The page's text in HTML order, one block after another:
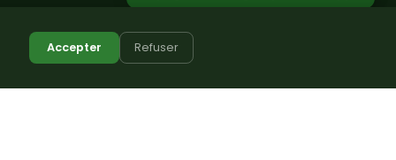
Accepter Refuser